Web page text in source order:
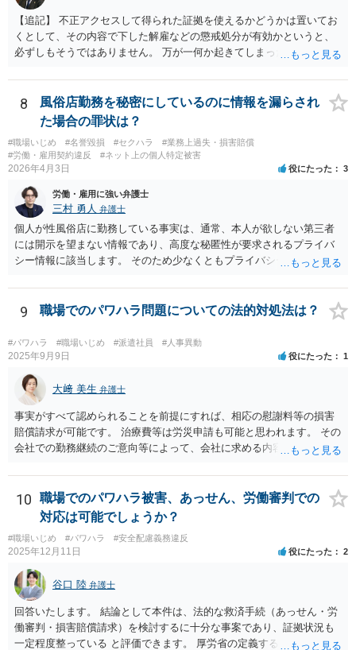
【追記】 不正アクセスして得られた証拠を使えるかどうかは置いてお
くとして、その内容で下した解雇などの懲戒処分が有効かというと、
必ずしもそうではありません。 万が一何か起きてしまった場合は処分
8
風俗店勤務を秘密にしているのに情報を漏らされ
た場合の罪状は？
#職場いじめ #名誉毀損 #セクハラ
#業務上過失・損害賠償
#労働・雇用契約違反
#ネット上の個人特定被害
2026年4月3日 役にたった 3
労働・雇用に強い弁護士
三村 勇人 弁護士
個人が性風俗店に勤務している事実は、通常、本人が欲しない第三者
には開示を望まない情報であり、高度な秘匿性が要求されるプライバ
シー情報に該当します。 そのため少なくともプライバシー権侵害にあ
われます。
9 職場でのパワハラ問題についての法的対処法は？
#パワハラ #職場いじめ #派遣社員 #人事異動
2025年9月9日 役にたった 1
大﨑 美生 弁護士
事実がすべて認められることを前提にすれば、相応の慰謝料等の損害
賠償請求が可能です。 治療費等は労災申請も可能と思われます。 その
会社での勤務継続のご意向等によって、会社に求める内容や、加害者
弁護士にご相談いただくのがよろしいと思います。弁護士によって方
針も変わります。 内容が踏み込んだものとなり、関係者も閲覧する可
能性がありますので、詳しくは、直接お近くの弁護士にご相談される
ことをお勧めいたします。
10
職場でのパワハラ被害、あっせん、労働審判での
対応は可能でしょうか？
#職場いじめ #パワハラ #安全配慮義務違反
2025年12月11日 役にたった 2
谷口 陸 弁護士
回答いたします。 結論として本件は、法的な救済手続（あっせん・労
働審判・損害賠償請求）を検討するに十分な事案であり、証拠状況も
一定程度整っている と評価できます。 厚労省の定義するパワーハラス